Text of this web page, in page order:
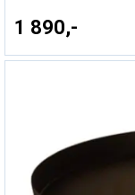
1 890,-